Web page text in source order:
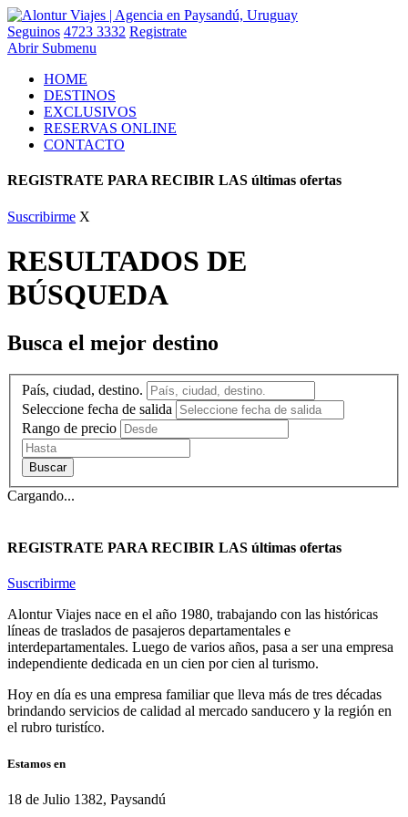
Seguinos 4723 3332 Registrate
Abrir Submenu
HOME
DESTINOS
EXCLUSIVOS
RESERVAS ONLINE
CONTACTO
REGISTRATE PARA RECIBIR LAS últimas ofertas
Suscribirme X
RESULTADOS DE
BÚSQUEDA
Busca el mejor destino
País, ciudad, destino.
Seleccione fecha de salida
Rango de precio
Cargando...
REGISTRATE PARA RECIBIR LAS últimas ofertas
Suscribirme
Alontur Viajes nace en el año 1980, trabajando con las históricas
líneas de traslados de pasajeros departamentales e
interdepartamentales. Luego de varios años, pasa a ser una empresa
independiente dedicada en un cien por cien al turismo.
Hoy en día es una empresa familiar que lleva más de tres décadas
brindando servicios de calidad al mercado sanducero y la región en
el rubro turistíco.
Estamos en
18 de Julio 1382, Paysandú